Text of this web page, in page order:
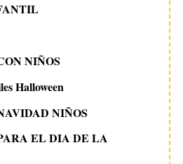
NIÑOS
Halloween
NIÑOS
EL DIA DE LA